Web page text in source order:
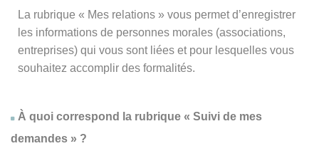
La rubrique « Mes relations » vous permet d’enregistrer
les informations de personnes morales (associations,
entreprises) qui vous sont liées et pour lesquelles vous
souhaitez accomplir des formalités.
À quoi correspond la rubrique « Suivi de mes
demandes » ?